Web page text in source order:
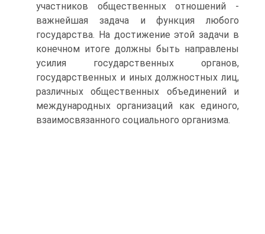
участников общественных отношений -
важнейшая задача и функция любого
государства. На достижение этой задачи в
конечном итоге должны быть направлены
усилия государственных органов,
государственных и иных должностных лиц,
различных общественных объединений и
международных организаций как единого,
взаимосвязанного социального организма.